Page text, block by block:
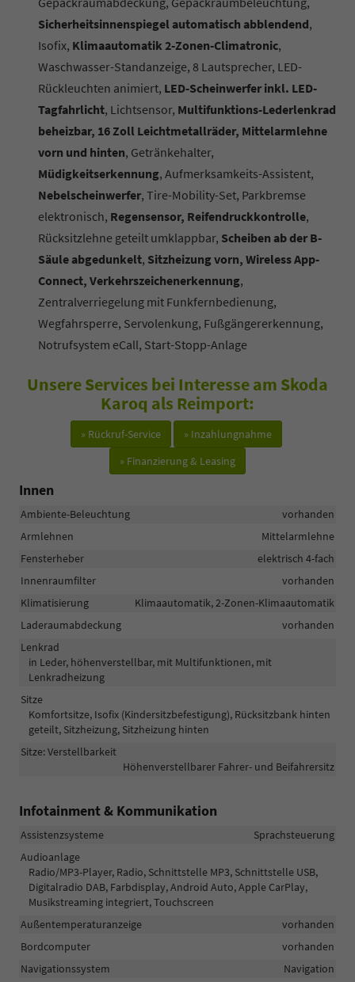
Sicherheitsinnenspiegel automatisch abblendend,
Isofix, Klimaautomatik 2-Zonen-Climatronic,
Waschwasser-Standanzeige, 8 Lautsprecher, LED-
Rückleuchten animiert, LED-Scheinwerfer inkl. LED-
Tagfahrlicht, Lichtsensor, Multifunktions-Lederlenkrad
beheizbar, 16 Zoll Leichtmetallräder, Mittelarmlehne
vorn und hinten, Getränkehalter,
Müdigkeitserkennung, Aufmerksamkeits-Assistent,
Nebelscheinwerfer, Tire-Mobility-Set, Parkbremse
elektronisch, Regensensor, Reifendruckkontrolle,
Rücksitzlehne geteilt umklappbar, Scheiben ab der B-
Säule abgedunkelt, Sitzheizung vorn, Wireless App-
Connect, Verkehrszeichenerkennung,
Zentralverriegelung mit Funkfernbedienung,
Wegfahrsperre, Servolenkung, Fußgängererkennung,
Notrufsystem eCall, Start-Stopp-Anlage
Unsere Services bei Interesse am Skoda
Karoq als Reimport:
» Rückruf-Service
» Inzahlungnahme
» Finanzierung & Leasing
Innen
Ambiente-Beleuchtung
vorhanden
Armlehnen
Mittelarmlehne
Fensterheber
elektrisch 4-fach
Innenraumfilter
vorhanden
Klimatisierung
Klimaautomatik, 2-Zonen-Klimaautomatik
Laderaumabdeckung
vorhanden
Lenkrad
in Leder, höhenverstellbar, mit Multifunktionen, mit
Lenkradheizung
Sitze
Komfortsitze, Isofix (Kindersitzbefestigung), Rücksitzbank hinten
geteilt, Sitzheizung, Sitzheizung hinten
Sitze: Verstellbarkeit
Höhenverstellbarer Fahrer- und Beifahrersitz
Infotainment & Kommunikation
Assistenzsysteme
Sprachsteuerung
Audioanlage
Radio/MP3-Player, Radio, Schnittstelle MP3, Schnittstelle USB,
Digitalradio DAB, Farbdisplay, Android Auto, Apple CarPlay,
Musikstreaming integriert, Touchscreen
Außentemperaturanzeige
vorhanden
Bordcomputer
vorhanden
Navigationssystem
Navigation